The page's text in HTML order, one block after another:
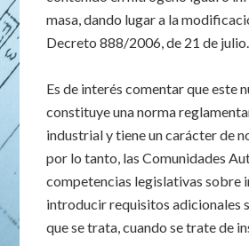
masa, dando lugar a la
Decreto 888/2006, de 21 de julio.
Es de interés comentar que este
constituye una norma
industrial y tiene un carácter de
por lo tanto, las Comunidades
competencias legislativas sobre
introducir requisitos adicionales
que se trata, cuando se trate de